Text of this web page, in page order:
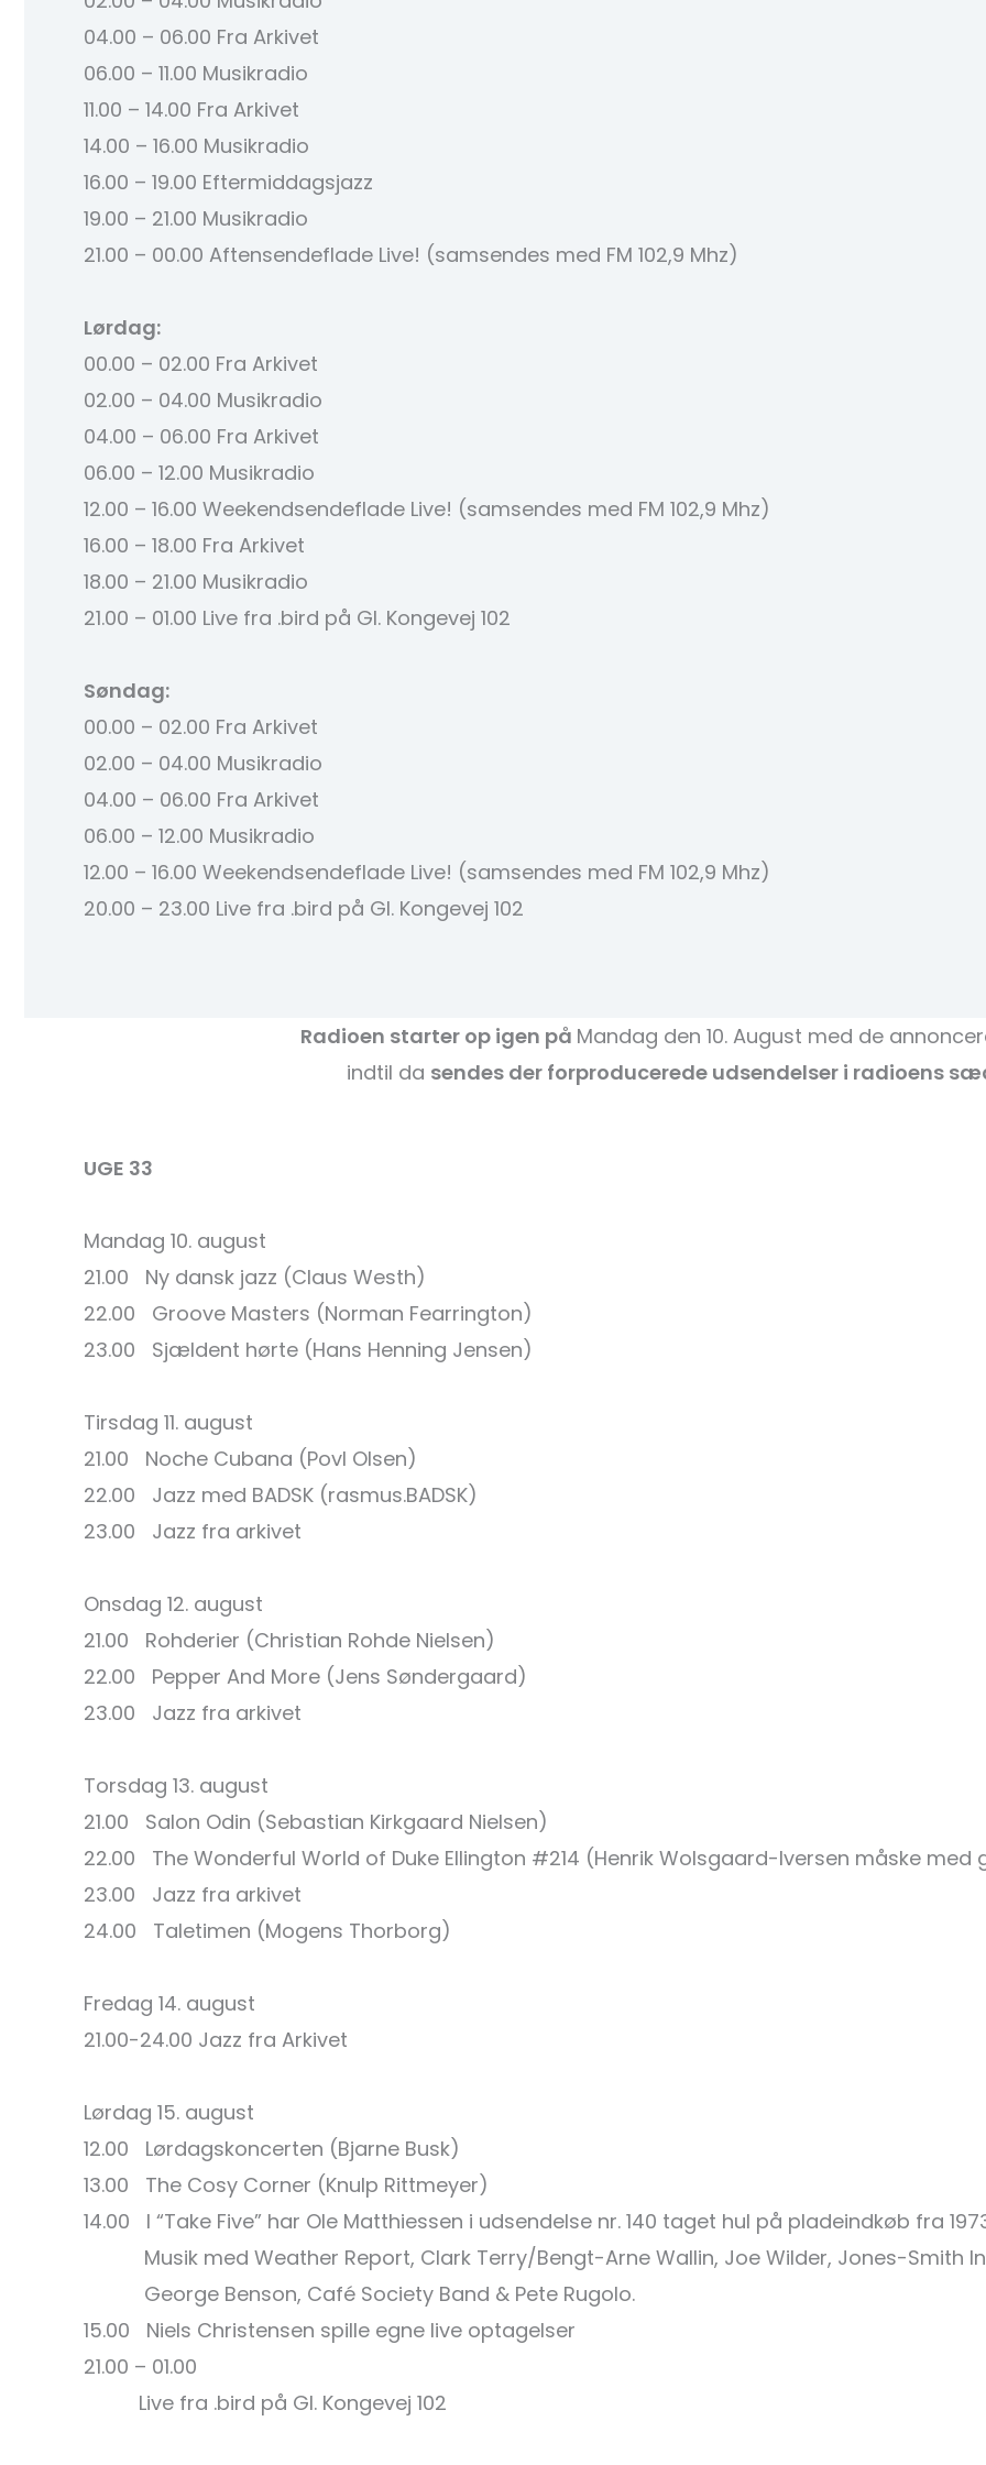
04.00 – 06.00 Fra Arkivet
06.00 – 11.00 Musikradio
11.00 – 14.00 Fra Arkivet
14.00 – 16.00 Musikradio
16.00 – 19.00 Eftermiddagsjazz
19.00 – 21.00 Musikradio
21.00 – 00.00 Aftensendeflade Live! (samsendes med FM 102,9 Mhz)
Lørdag:
00.00 – 02.00 Fra Arkivet
02.00 – 04.00 Musikradio
04.00 – 06.00 Fra Arkivet
06.00 – 12.00 Musikradio
12.00 – 16.00 Weekendsendeflade Live! (samsendes med FM 102,9 Mhz)
16.00 – 18.00 Fra Arkivet
18.00 – 21.00 Musikradio
21.00 – 01.00 Live fra .bird på Gl. Kongevej 102
Søndag:
00.00 – 02.00 Fra Arkivet
02.00 – 04.00 Musikradio
04.00 – 06.00 Fra Arkivet
06.00 – 12.00 Musikradio
12.00 – 16.00 Weekendsendeflade Live! (samsendes med FM 102,9 Mhz)
20.00 – 23.00 Live fra .bird på Gl. Kongevej 102
Radioen starter op igen på Mandag den 10. August med de
indtil da sendes der forproducerede udsendelser i radioens
UGE 33
Mandag 10. august
21.00 Ny dansk jazz (Claus Westh)
22.00 Groove Masters (Norman Fearrington)
23.00 Sjældent hørte (Hans Henning Jensen)
Tirsdag 11. august
21.00 Noche Cubana (Povl Olsen)
22.00 Jazz med BADSK (rasmus.BADSK)
23.00 Jazz fra arkivet
Onsdag 12. august
21.00 Rohderier (Christian Rohde Nielsen)
22.00 Pepper And More (Jens Søndergaard)
23.00 Jazz fra arkivet
Torsdag 13. august
21.00 Salon Odin (Sebastian Kirkgaard Nielsen)
22.00 The Wonderful World of Duke Ellington #214 (Henrik Wolsgaard-Iversen måske
23.00 Jazz fra arkivet
24.00 Taletimen (Mogens Thorborg)
Fredag 14. august
21.00-24.00 Jazz fra Arkivet
Lørdag 15. august
12.00 Lørdagskoncerten (Bjarne Busk)
13.00 The Cosy Corner (Knulp Rittmeyer)
14.00 I “Take Five” har Ole Matthiessen i udsendelse nr. 140 taget hul på pladeindkøb fra
Musik med Weather Report, Clark Terry/Bengt-Arne Wallin, Joe Wilder, Jones-Smith
George Benson, Café Society Band & Pete Rugolo.
15.00 Niels Christensen spille egne live optagelser
21.00 – 01.00
Live fra .bird på Gl. Kongevej 102